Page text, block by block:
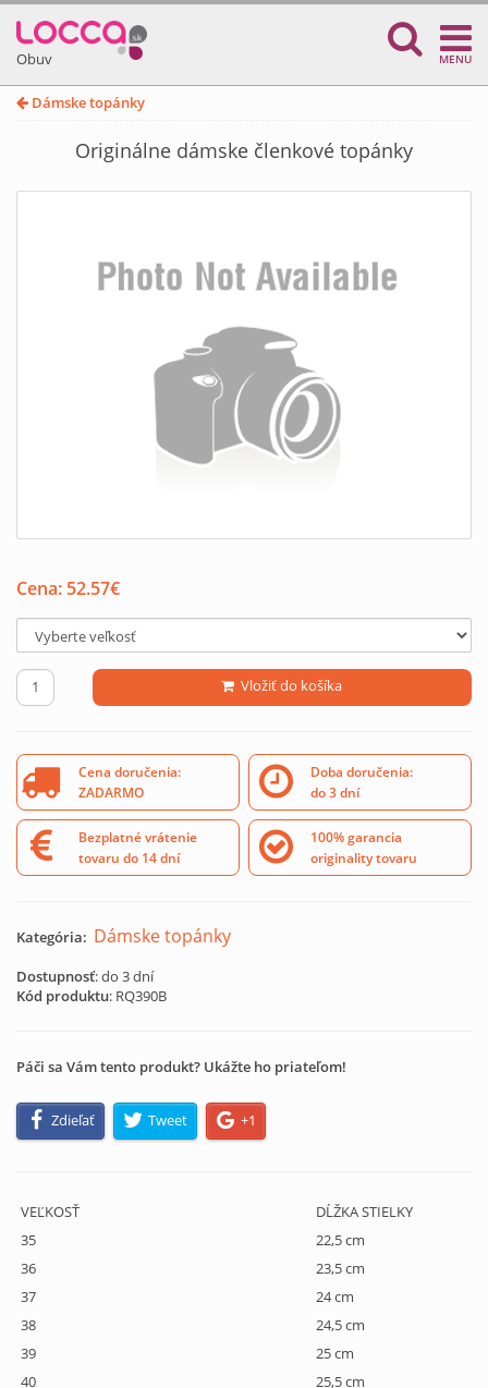
Obuv MENU
Dámske topánky
Originálne dámske členkové topánky
Cena: 52.57€
Vložiť do košíka
Cena doručenia:
ZADARMO
Doba doručenia:
do 3 dní
Bezplatné vrátenie
tovaru do 14 dní
100% garancia
originality tovaru
Kategória: Dámske topánky
Dostupnosť: do 3 dní
Kód produktu: RQ390B
Páči sa Vám tento produkt? Ukážte ho priateľom!
Zdieľať Tweet +1
VEĽKOSŤ
DĹŽKA STIELKY
35
22,5 cm
36
23,5 cm
37
24 cm
38
24,5 cm
39
25 cm
40
25,5 cm